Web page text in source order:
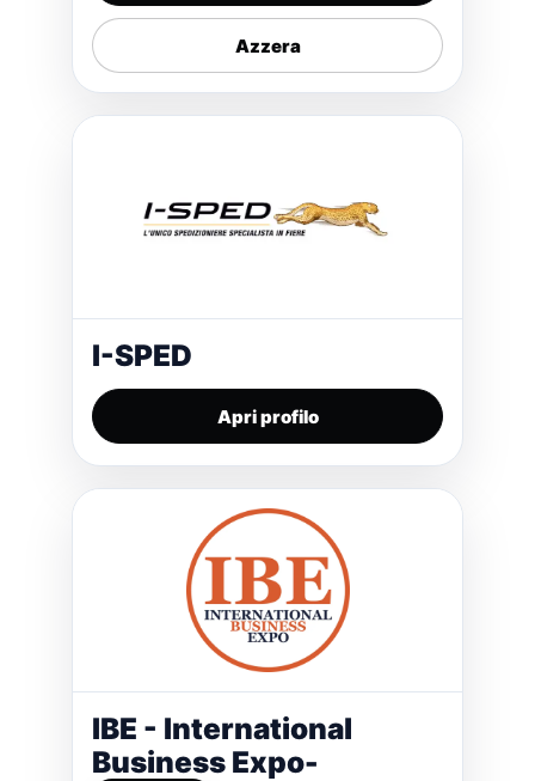
Azzera
I-SPED
Apri profilo
IBE - International
Business Expo-